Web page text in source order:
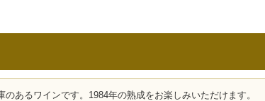
あるワインです。1984年の熟成をお楽しみいただけます。